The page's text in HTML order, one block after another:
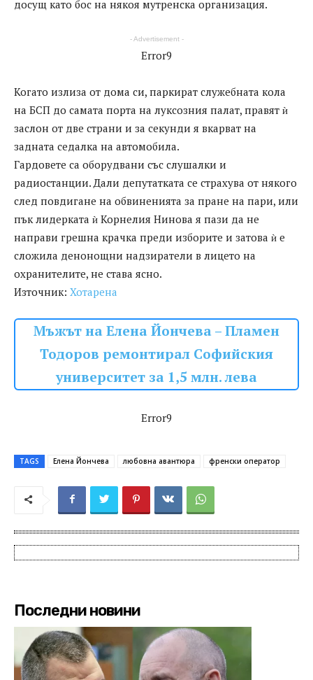
досущ като бос на някоя мутренска организация.
- Advertisement -
Error9
Когато излиза от дома си, паркират служебната кола
на БСП до самата порта на луксозния палат, правят ѝ
заслон от две страни и за секунди я вкарват на
задната седалка на автомобила.
Гардовете са оборудвани със слушалки и
радиостанции. Дали депутатката се страхува от някого
след повдигане на обвиненията за пране на пари, или
пък лидерката ѝ Корнелия Нинова я пази да не
направи грешна крачка преди изборите и затова ѝ е
сложила денонощни надзиратели в лицето на
охранителите, не става ясно.
Източник: Хотарена
Мъжът на Елена Йончева – Пламен
Тодоров ремонтирал Софийския
университет за 1,5 млн. лева
Error9
TAGS Елена Йончева любовна авантюра френски оператор
Последни новини